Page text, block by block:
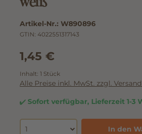
Artikel-Nr.: W890896
GTIN: 4022551317143
1,45 €
Inhalt: 1 Stück
Alle Preise inkl. MwSt. zzgl.
Sofort verfügbar, Lieferzeit 1-3
In den